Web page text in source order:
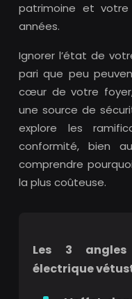
patrimoine et votre
années.
Ignorer l’état de
pari que peu
cœur de votre
une source de
explore les
conformité, bien
comprendre
la plus coûteuse.
Les 3
électrique